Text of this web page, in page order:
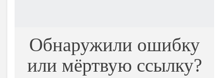
Обнаружили ошибку
или мёртвую ссылку?